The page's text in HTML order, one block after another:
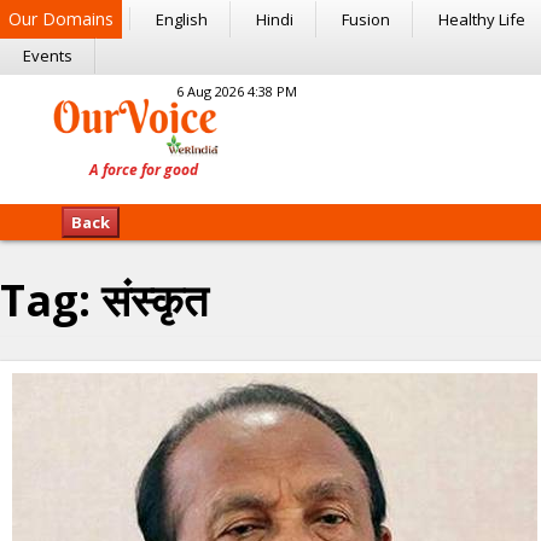
Our Domains English Hindi Fusion Healthy Life
Events
6 Aug 2026 4:38 PM
Back
Tag:संस्कृत